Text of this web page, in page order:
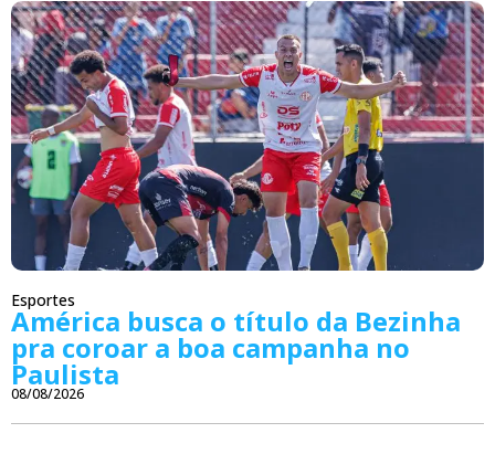
Esportes
América busca o título da Bezinha
pra coroar a boa campanha no
Paulista
08/08/2026